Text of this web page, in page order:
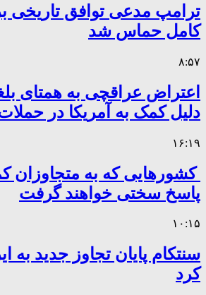
ترامپ مدعی توافق تاریخی
کامل حماس شد
۸:۵۷
اعتراض عراقچی به همتای
دلیل کمک به آمریکا در
۱۶:۱۹
کشورهایی که به متجاوزان
پاسخ سختی خواهند گرفت
۱۰:۱۵
سنتکام پایان تجاوز جدید به
کرد